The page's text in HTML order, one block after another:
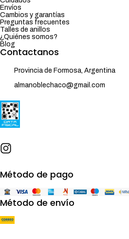
Envíos
Cambios y garantías
Preguntas frecuentes
Talles de anillos
¿Quiénes somos?
Blog
Contactanos
Provincia de Formosa, Argentina
almanoblechaco@gmail.com
Método de pago
Método de envío